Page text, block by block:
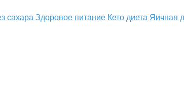
сахара Здоровое питание Кето диета Яичная